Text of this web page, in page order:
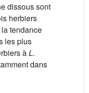
dissous sont
herbiers
tendance
les plus
àL.
dans